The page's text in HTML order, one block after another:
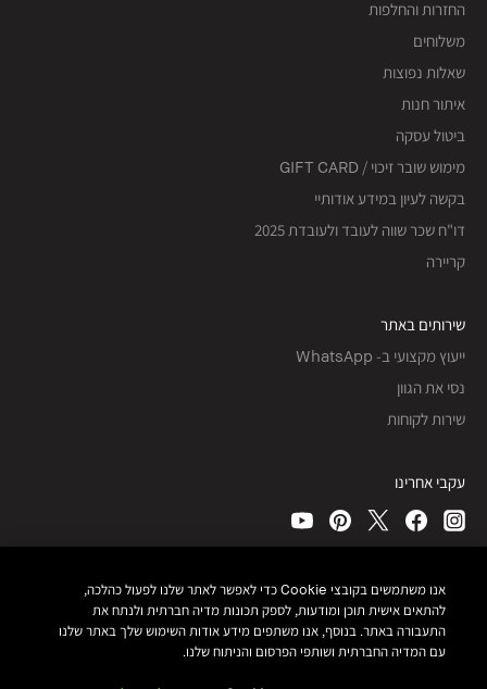
החזרות והחלפות
משלוחים
שאלות נפוצות
איתור חנות
ביטול עסקה
מימוש שובר זיכוי / GIFT CARD
בקשה לעיון במידע אודותיי
דו"ח שכר שווה לעובד ולעובדת 2025
קריירה
שירותים באתר
ייעוץ מקצועי ב- WhatsApp
נסי את הגוון
שירות לקוחות
עקבי אחרינו
כל הזכויות שמורות, © Bobbi Brown Professional Cosmetics, Inc.
תנאי שימוש ותקנון האתר
מדיניות פרטיות
נגישות
אנו משתמשים בקובצי Cookie כדי לאפשר לאתר שלנו לפעול כהלכה,
להתאים אישית תוכן ומודעות, לספק תכונות מדיה חברתית ולנתח את
התעבורה באתר. בנוסף, אנו משתפים מידע אודות השימוש שלך באתר שלנו
עם המדיה החברתית ושותפי הפרסום והניתוח שלנו.